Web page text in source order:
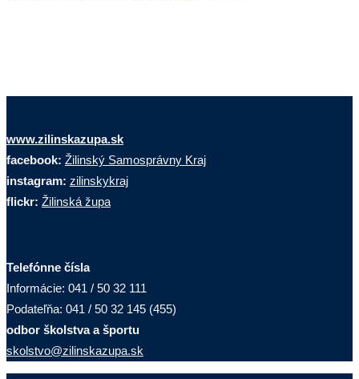
www.zilinskazupa.sk
facebook: Žilinský Samosprávny Kraj
instagram: zilinskykraj
flickr: Žilinská župa
Telefónne čísla
Informácie: 041 / 50 32 111
Podateľňa: 041 / 50 32 145 (455)
odbor školstva a športu
skolstvo@zilinskazupa.sk